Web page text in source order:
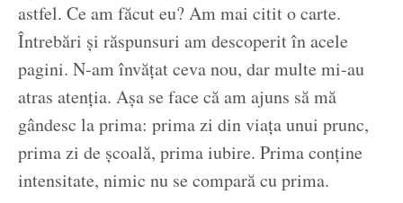
astfel. Ce am făcut eu? Am mai citit o carte.
Întrebări și răspunsuri am descoperit în acele
pagini. N-am învățat ceva nou, dar multe mi-au
atras atenția. Așa se face că am ajuns să mă
gândesc la prima: prima zi din viața unui prunc,
prima zi de școală, prima iubire. Prima conține
intensitate, nimic nu se compară cu prima.